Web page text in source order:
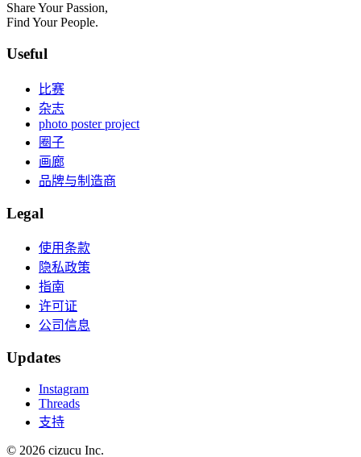
Share Your Passion,
Find Your People.
Useful
比赛
杂志
photo poster project
圈子
画廊
品牌与制造商
Legal
使用条款
隐私政策
指南
许可证
公司信息
Updates
Instagram
Threads
支持
© 2026 cizucu Inc.